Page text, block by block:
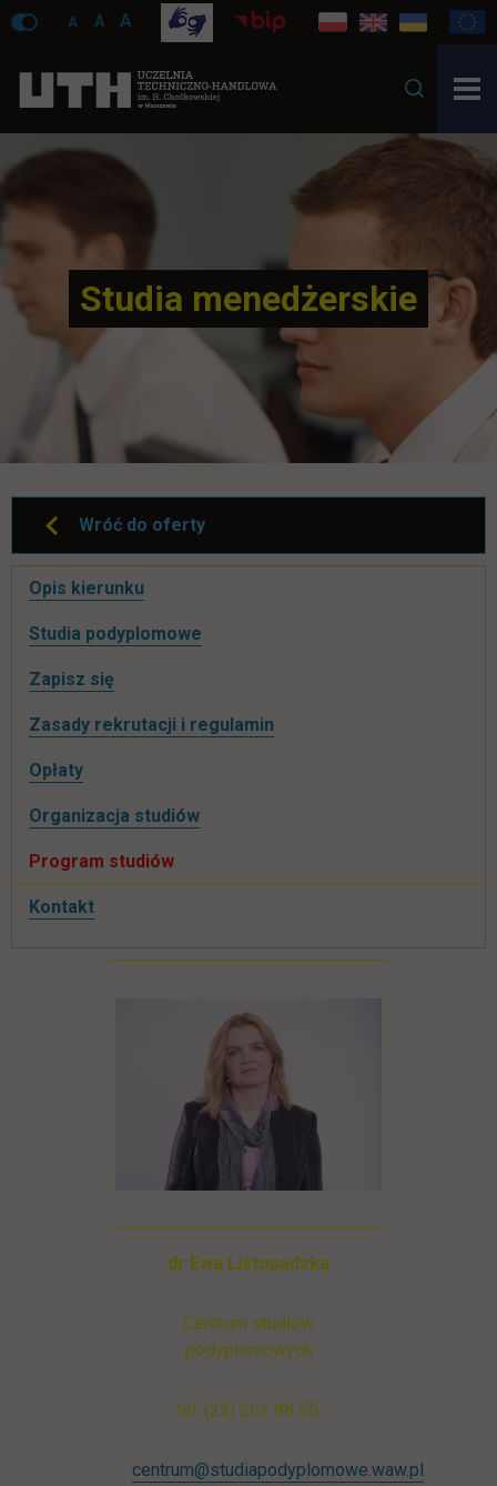
A A A
Studia menedżerskie
Wróć do oferty
Pomiń
nawigacje
Opis kierunku
Studia podyplomowe
Zapisz się
Zasady rekrutacji i regulamin
Opłaty
Organizacja studiów
Program studiów
Kontakt
dr Ewa Listopadzka
Centrum studiów
podyplomowych
tel. (22) 262 88 55,
centrum@studiapodyplomowe.waw.pl